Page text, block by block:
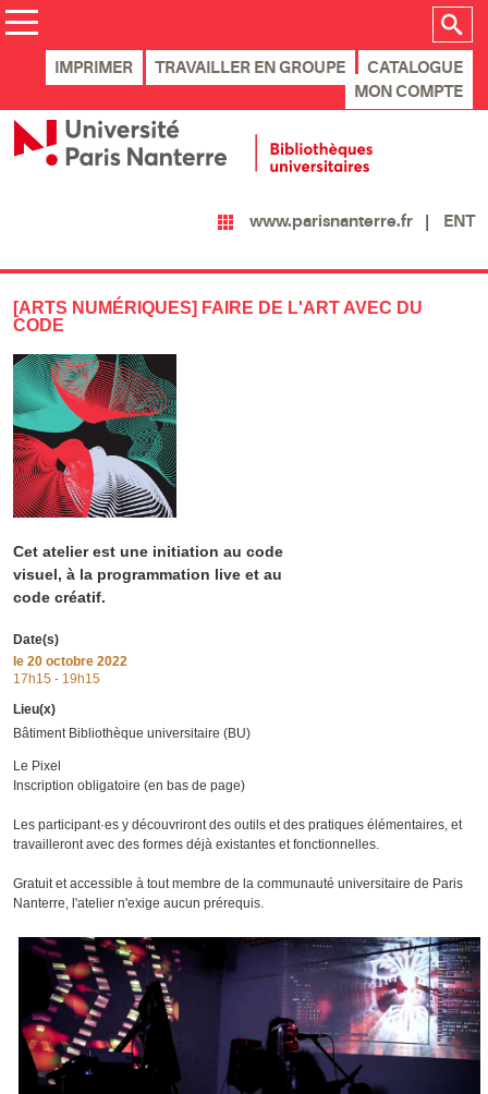
IMPRIMER TRAVAILLER EN GROUPE
CATALOGUE
MON COMPTE
www.parisnanterre.fr ENT
[ARTS NUMÉRIQUES] FAIRE DE L'ART AVEC DU
CODE
Cet atelier est une initiation au code
visuel, à la programmation live et au
code créatif.
Date(s)
le 20 octobre 2022
17h15 - 19h15
Lieu(x)
Bâtiment Bibliothèque universitaire (BU)
Le Pixel
Inscription obligatoire (en bas de page)
Les participant·es y découvriront des outils et des pratiques élémentaires, et
travailleront avec des formes déjà existantes et fonctionnelles.
Gratuit et accessible à tout membre de la communauté universitaire de Paris
Nanterre, l'atelier n'exige aucun prérequis.